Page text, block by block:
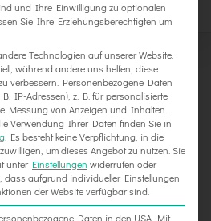
– Sichtbarkeit erhöhen
und Ihre Einwilligung zu optionalen
Sie Ihre Erziehungsberechtigten um
Technologien auf unserer Website.
während andere uns helfen, diese
verbessern. Personenbezogene Daten
IP-Adressen), z. B. für personalisierte
Messung von Anzeigen und Inhalten.
Verwendung Ihrer Daten finden Sie in
Es besteht keine Verpflichtung, in die
um dieses Angebot zu nutzen. Sie
unter Einstellungen widerrufen oder
dass aufgrund individueller Einstellungen
der Website verfügbar sind.
Daten in den USA. Mit